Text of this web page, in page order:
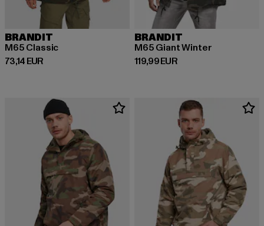
BRANDIT
M65 Classic
73,14 EUR
Derzeitiger Preis: 73,14 EUR
BRANDIT
M65 Giant Winter
119,99 EUR
Derzeitiger Preis: 119,99 EUR